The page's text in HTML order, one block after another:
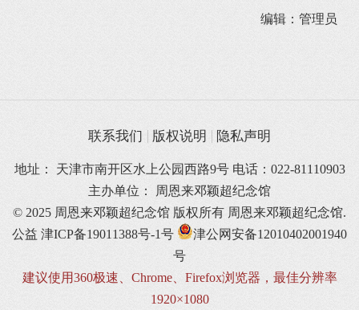
编辑：管理员
联系我们 版权说明 隐私声明
地址： 天津市南开区水上公园西路9号 电话：022-81110903
主办单位： 周恩来邓颖超纪念馆
© 2025 周恩来邓颖超纪念馆 版权所有 周恩来邓颖超纪念馆.
公益 津ICP备19011388号-1号
津公网安备12010402001940
号
建议使用360极速、Chrome、Firefox浏览器，最佳分辨率
1920×1080